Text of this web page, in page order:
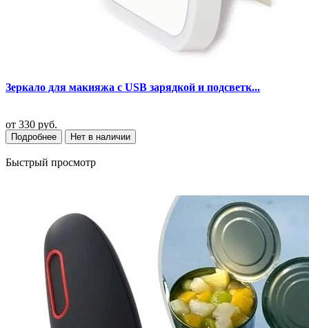
Зеркало для макияжа с USB зарядкой и подсветк...
от 330 руб.
Подробнее Нет в наличии
Быстрый просмотр